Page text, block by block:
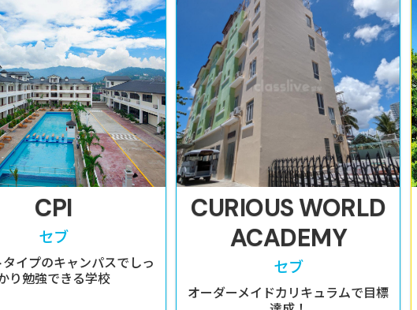
CPI
セブ
タイプのキャンパスでしっ
り勉強できる学校
CURIOUS WORLD
ACADEMY
セブ
オーダーメイドカリキュラムで目標